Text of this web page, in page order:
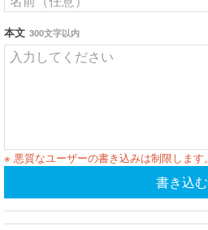
本文 300文字以内
※ 悪質なユーザーの書き込みは制限します。
書き込む